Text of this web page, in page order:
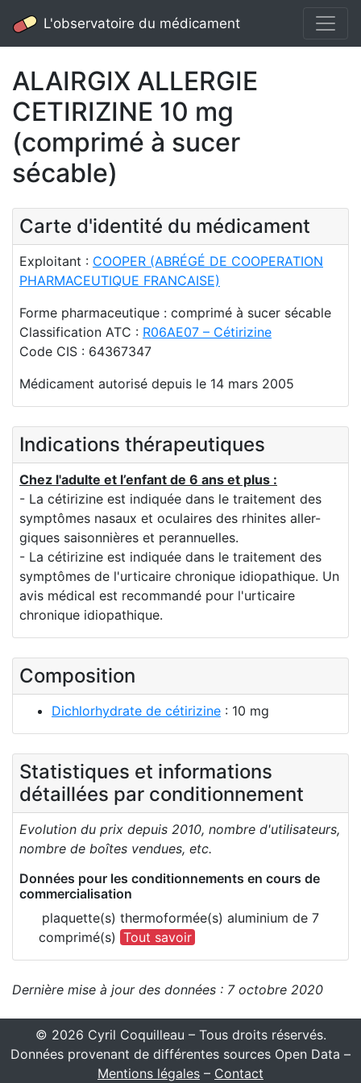
L'observatoire du médicament
ALAIRGIX ALLERGIE
CETIRIZINE 10 mg
(comprimé à sucer
sécable)
Carte d'identité du médicament
Exploitant : COOPER (ABRÉGÉ DE COOPERATION
PHARMACEUTIQUE FRANCAISE)
Forme pharmaceutique : comprimé à sucer sécable
Classification ATC : R06AE07 – Cétirizine
Code CIS : 64367347
Médicament autorisé depuis le 14 mars 2005
Indications thérapeutiques
Chez l'adulte et l’enfant de 6 ans et plus :
- La cétirizine est indiquée dans le traitement des
symptômes nasaux et oculaires des rhinites aller-
giques saisonnières et perannuelles.
- La cétirizine est indiquée dans le traitement des
symptômes de l'urticaire chronique idiopathique. Un
avis médical est recommandé pour l'urticaire
chronique idiopathique.
Composition
Dichlorhydrate de cétirizine : 10 mg
Statistiques et informations
détaillées par conditionnement
Evolution du prix depuis 2010, nombre d'utilisateurs,
nombre de boîtes vendues, etc.
Données pour les conditionnements en cours de
commercialisation
plaquette(s) thermoformée(s) aluminium de 7
comprimé(s) Tout savoir
Dernière mise à jour des données : 7 octobre 2020
© 2026 Cyril Coquilleau – Tous droits réservés.
Données provenant de différentes sources Open Data –
Mentions légales – Contact